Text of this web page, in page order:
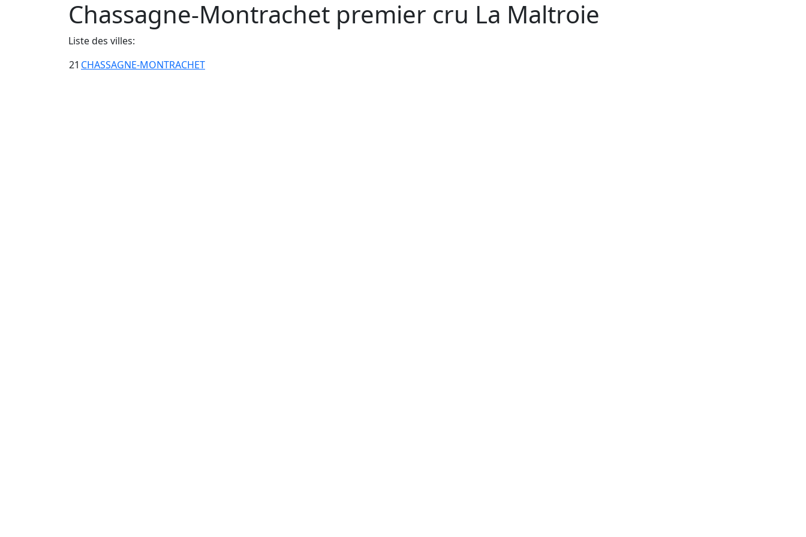
Chassagne-Montrachet premier cru La Maltroie
Liste des villes:
21 CHASSAGNE-MONTRACHET